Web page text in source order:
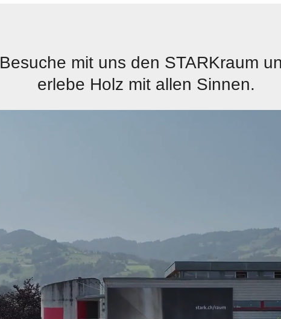
Besuche mit uns den STARKraum
erlebe Holz mit allen Sinnen.